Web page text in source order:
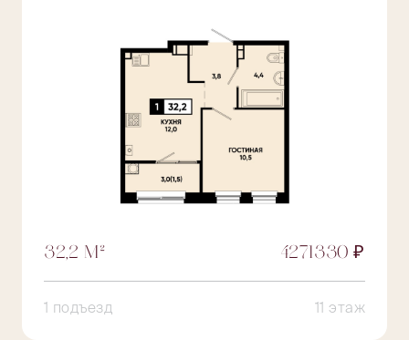
32,2 М² 4271330 ₽
1 подъезд 11 этаж